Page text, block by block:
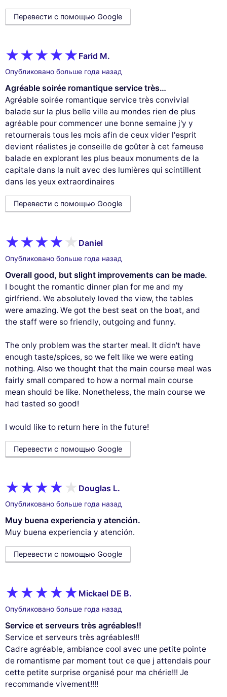
Reject All Cookies Settings
Перевести с помощью Google
Farid M.
Опубликовано больше года назад
Agréable soirée romantique service très…
Agréable soirée romantique service très convivial
balade sur la plus belle ville au mondes rien de plus
agréable pour commencer une bonne semaine j'y y
retournerais tous les mois afin de ceux vider l'esprit
devient réalistes je conseille de goûter à cet fameuse
balade en explorant les plus beaux monuments de la
capitale dans la nuit avec des lumières qui scintillent
dans les yeux extraordinaires
Перевести с помощью Google
Daniel
Опубликовано больше года назад
Overall good, but slight improvements can be made.
I bought the romantic dinner plan for me and my
girlfriend. We absolutely loved the view, the tables
were amazing. We got the best seat on the boat, and
the staff were so friendly, outgoing and funny.
The only problem was the starter meal. It didn't have
enough taste/spices, so we felt like we were eating
nothing. Also we thought that the main course meal was
fairly small compared to how a normal main course
mean should be like. Nonetheless, the main course we
had tasted so good!
I would like to return here in the future!
Перевести с помощью Google
Douglas L.
Опубликовано больше года назад
Muy buena experiencia y atención.
Muy buena experiencia y atención.
Перевести с помощью Google
Mickael DE B.
Опубликовано больше года назад
Service et serveurs très agréables!!
Service et serveurs très agréables!!!
Cadre agréable, ambiance cool avec une petite pointe
de romantisme par moment tout ce que j attendais pour
cette petite surprise organisé pour ma chérie!!! Je
recommande vivement!!!!